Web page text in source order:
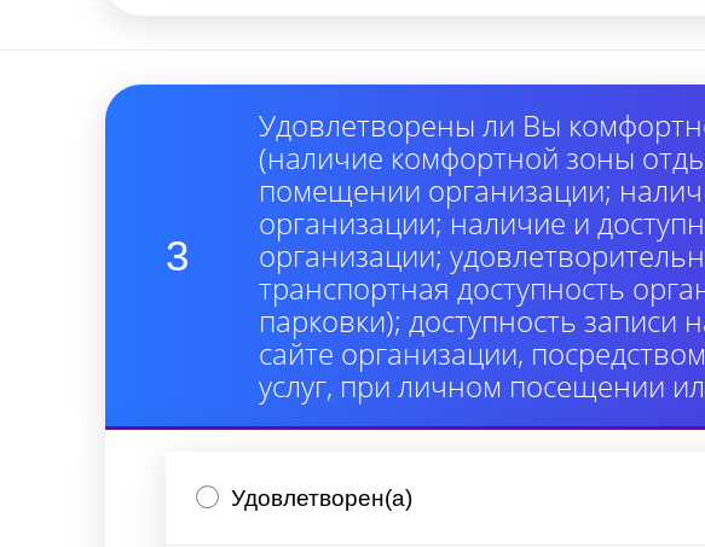
3
Удовлетворены ли Вы
(наличие комфортной зоны
помещении организации;
организации; наличие и
организации;
транспортная доступность
парковки); доступность
сайте организации,
услуг, при личном посещении
Удовлетворен(а)